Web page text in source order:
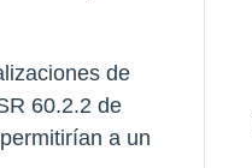
de
60.2.2 de
a un